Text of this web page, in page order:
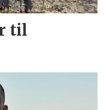
til